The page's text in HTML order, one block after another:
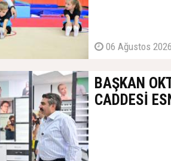
06 Ağustos
BAŞKAN
CADDESİ